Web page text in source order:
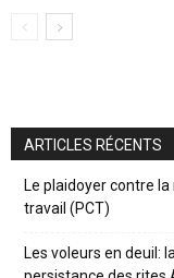
ARTICLES RÉCENTS
Le plaidoyer contre
travail (PCT)
Les voleurs en deuil: